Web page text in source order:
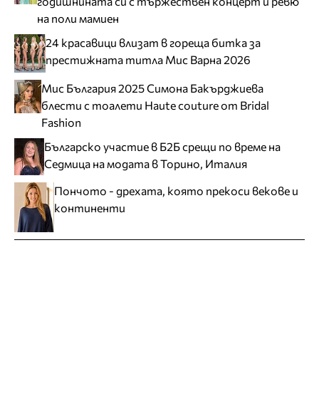
на поли мамиен
24 красавици влизат в гореща битка за
престижната титла Мис Варна 2026
Мис България 2025 Симона Бакърджиева
блести с тоалети Haute couture от Bridal
Fashion
Българско участие в Б2Б срещи по време на
Седмица на модата в Торино, Италия
Пончото - дрехата, която прекоси векове и
континенти